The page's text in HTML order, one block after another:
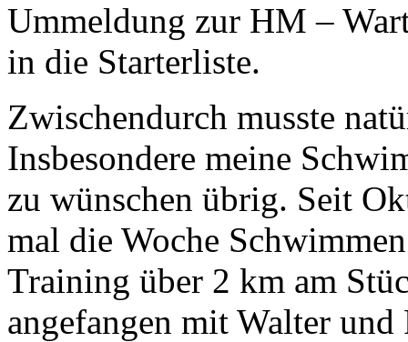
Ummeldung zur HM –
in die Starterliste.
Zwischendurch musste
Insbesondere meine
zu wünschen übrig. Seit
mal die Woche
Training über 2 km am
angefangen mit Walter